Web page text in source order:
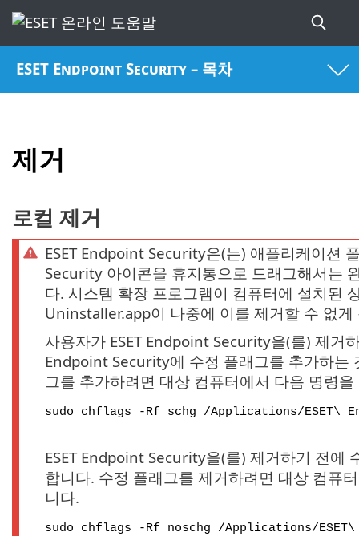
ESET Endpoint Security – 목차
제거
로컬 제거
ESET Endpoint Security은(는) 애플리케이션
Security 아이콘을 휴지통으로 드래그해서는
다. 시스템 확장 프로그램이 컴퓨터에 설치된
Uninstaller.app이 나중에 이를 제거할 수 없게
사용자가 ESET Endpoint Security을(를) 제거
Endpoint Security에 수정 플래그를 추가하는
그를 추가하려면 대상 컴퓨터에서 다음 명령
sudo chflags -Rf schg /Applications/ESET\
ESET Endpoint Security을(를) 제거하기 전에
합니다. 수정 플래그를 제거하려면 대상 컴퓨
니다.
sudo chflags -Rf noschg /Applications/